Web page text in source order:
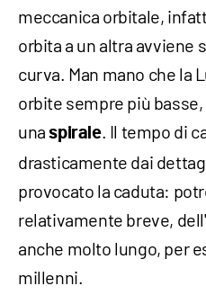
meccanica orbitale,
orbita a un altra avviene
curva. Man mano che la
orbite sempre più
unaspirale. Il tempo di
drasticamente dai
provocato la caduta:
relativamente breve,
anche molto lungo, per
millenni.